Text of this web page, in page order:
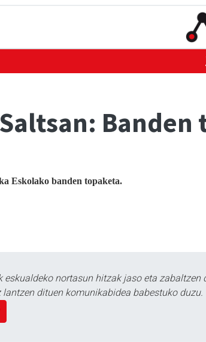
Banden
Eskolako banden topaketa.
eskualdeko nortasun hitzak jaso eta
lantzen dituen komunikabidea babestuko duzu.